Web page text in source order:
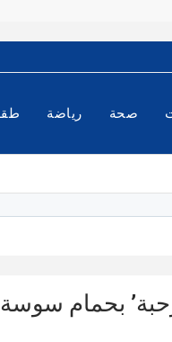
صحة رياضة
بحمام سوسة